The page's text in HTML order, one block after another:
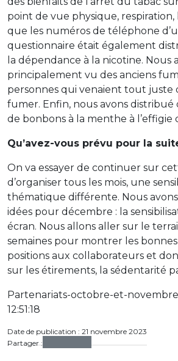
point de vue physique, respiration,
que les numéros de téléphone
questionnaire était également
la dépendance à la nicotine. Nous
principalement vu des anciens
personnes qui venaient tout juste
fumer. Enfin, nous avons distribué
de bonbons à la menthe à l’effigie
Qu’avez-vous prévu pour la
On va essayer de continuer sur
d’organiser tous les mois, une
thématique différente. Nous
idées pour décembre : la
écran. Nous allons aller sur le
semaines pour montrer les
positions aux collaborateurs et
sur les étirements, la sédentarité
Partenariats-octobre-et-
12:51:18
Date de publication : 21 novembre 2023
Partager :